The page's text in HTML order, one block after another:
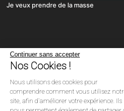
Je veux prendre de la masse
Continuer sans accepter
Nos Cookies !
Nous utilisons des cookies pour
comprendre comment vous utilisez
site, afin d'améliorer votre expérience. Ils